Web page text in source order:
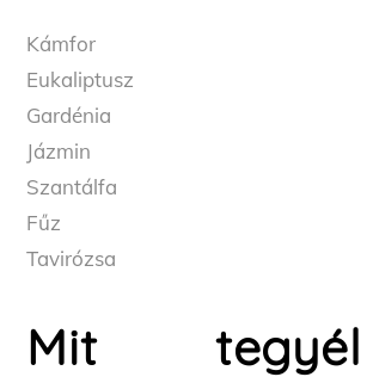
Kámfor
Eukaliptusz
Gardénia
Jázmin
Szantálfa
Fűz
Tavirózsa
Mit